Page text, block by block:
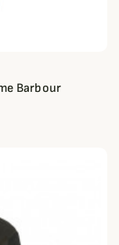
Barbour